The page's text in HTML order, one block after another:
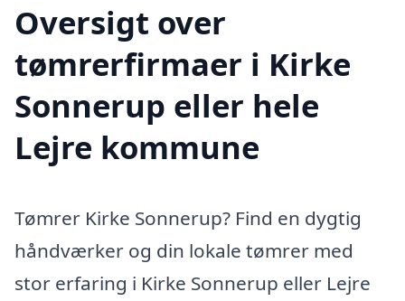
Oversigt over
tømrerfirmaer i Kirke
Sonnerup eller hele
Lejre kommune
Tømrer Kirke Sonnerup? Find en dygtig
håndværker og din lokale tømrer med
stor erfaring i Kirke Sonnerup eller Lejre